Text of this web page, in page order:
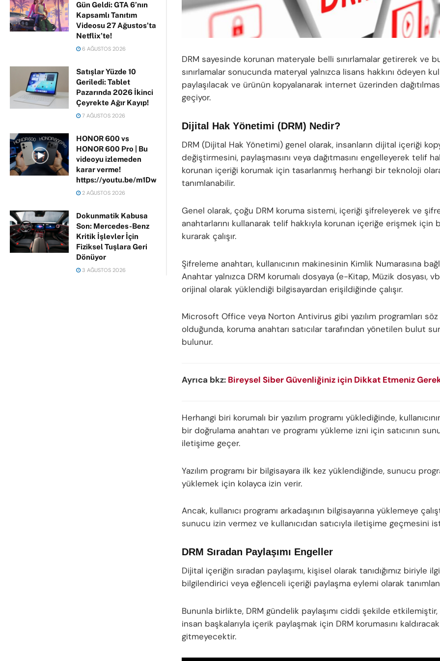
Gün Geldi: GTA 6’nın
Kapsamlı Tanıtım
Videosu 27 Ağustos’ta
Netflix’te!
6 AĞUSTOS 2026
Satışlar Yüzde 10
Geriledi: Tablet
Pazarında 2026 İkinci
Çeyrekte Ağır Kayıp!
7 AĞUSTOS 2026
HONOR 600 vs
HONOR 600 Pro | Bu
videoyu izlemeden
karar verme!
https://youtu.be/m1DwhP3lPCM
2 AĞUSTOS 2026
Dokunmatik Kabusa
Son: Mercedes-Benz
Kritik İşlevler İçin
Fiziksel Tuşlara Geri
Dönüyor
3 AĞUSTOS 2026
DRM sayesinde korunan materyale belli sınırlamalar getirerek ve
sınırlamalar sonucunda materyal yalnızca lisans hakkını ödeyen
paylaşılacak ve ürünün kopyalanarak internet üzerinden
geçiyor.
Dijital Hak Yönetimi (DRM) Nedir?
DRM (Dijital Hak Yönetimi) genel olarak, insanların dijital içeriği
değiştirmesini, paylaşmasını veya dağıtmasını engelleyerek telif
korunan içeriği korumak için tasarlanmış herhangi bir teknoloji
tanımlanabilir.
Genel olarak, çoğu DRM koruma sistemi, içeriği şifreleyerek ve
anahtarlarını kullanarak telif hakkıyla korunan içeriğe erişmek için
kurarak çalışır.
Şifreleme anahtarı, kullanıcının makinesinin Kimlik Numarasına
Anahtar yalnızca DRM korumalı dosyaya (e-Kitap, Müzik dosyası,
orijinal olarak yüklendiği bilgisayardan erişildiğinde çalışır.
Microsoft Office veya Norton Antivirus gibi yazılım programları
olduğunda, koruma anahtarı satıcılar tarafından yönetilen bulut
bulunur.
Ayrıca bkz: Bireysel Siber Güvenliğiniz için Dikkat Etmeniz
Herhangi biri korumalı bir yazılım programı yüklediğinde,
bir doğrulama anahtarı ve programı yükleme izni için satıcının
iletişime geçer.
Yazılım programı bir bilgisayara ilk kez yüklendiğinde, sunucu
yüklemek için kolayca izin verir.
Ancak, kullanıcı programı arkadaşının bilgisayarına yüklemeye
sunucu izin vermez ve kullanıcıdan satıcıyla iletişime geçmesini
DRM Sıradan Paylaşımı Engeller
Dijital içeriğin sıradan paylaşımı, kişisel olarak tanıdığımız biriyle
bilgilendirici veya eğlenceli içeriği paylaşma eylemi olarak
Bununla birlikte, DRM gündelik paylaşımı ciddi şekilde
insan başkalarıyla içerik paylaşmak için DRM korumasını
gitmeyecektir.